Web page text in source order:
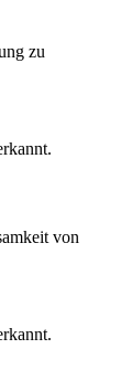
zu
von